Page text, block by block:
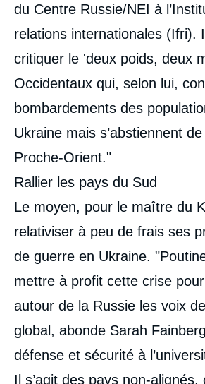
du Centre Russie/NEI à
relations internationales (Ifri).
critiquer le 'deux poids, deux
Occidentaux qui, selon lui,
bombardements des
Ukraine mais s’abstiennent
Proche-Orient."
Rallier les pays du Sud
Le moyen, pour le maître du
relativiser à peu de frais ses
de guerre en Ukraine.
mettre à profit cette crise
autour de la Russie les voix
global, abonde Sarah
défense et sécurité à
Il s’agit des pays non-